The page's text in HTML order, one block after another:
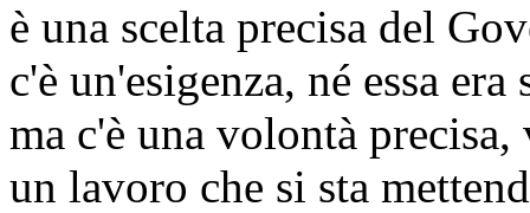
è una scelta precisa del
c'è un'esigenza, né essa
ma c'è una volontà
un lavoro che si sta